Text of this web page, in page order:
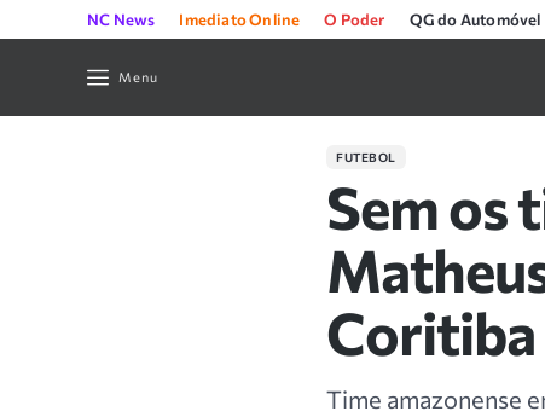
NC News Imediato Online O Poder QG do Automóvel
Menu
FUTEBOL
Sem os
Coritiba
Time amazonense